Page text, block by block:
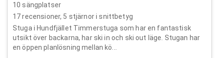
10 sängplatser
17recensioner, 5 stjärnor i snittbetyg
Stuga i Hundfjället Timmerstuga som har en fantastisk
utsikt över backarna, har ski in och ski out läge. Stugan har
en öppen planlösning mellan kö...